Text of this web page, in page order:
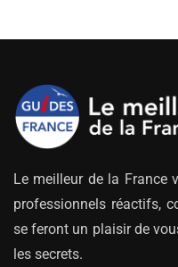
Le meilleur de la France
professionnels réactifs,
se feront un plaisir de
les secrets.